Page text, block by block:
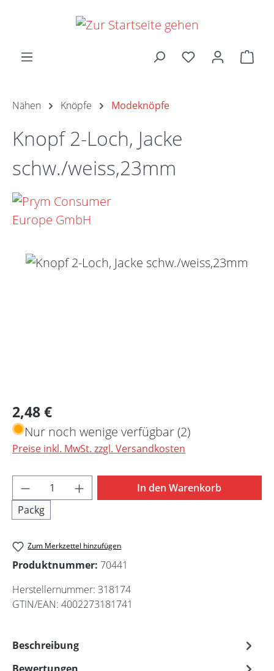
Zum Hauptinhalt springen
Nähen Knöpfe Modeknöpfe
Knopf 2-Loch, Jacke
schw./weiss,23mm
Bildergalerie überspringen
Regulärer Preis:
2,48 €
Nur noch wenige verfügbar (2)
Preise inkl. MwSt. zzgl. Versandkosten
Produkt Anzahl: Gib den gewünschten
Packg
In den Warenkorb
Zum Merkzettel hinzufügen
Produktnummer: 70441
Herstellernummer: 318174
GTIN/EAN: 4002273181741
Beschreibung